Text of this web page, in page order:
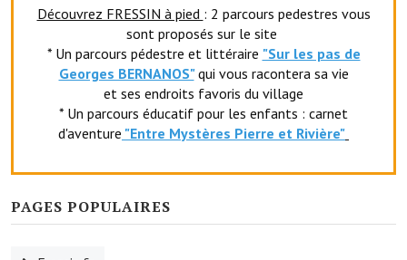
L'association du château
Le foyer rural
Le club de l'amitié
Le comité des fêtes
L'association Avotra-France
Le foyer de la Planquette
Découvrez FRESSIN à pied : 2 parcours pedestres vous
sont proposés sur le site
* Un parcours pédestre et littéraire "Sur les pas de
Georges BERNANOS" qui vous racontera sa vie
et ses endroits favoris du village
* Un parcours éducatif pour les enfants : carnet
d'aventure "Entre Mystères Pierre et Rivière"
PAGES POPULAIRES